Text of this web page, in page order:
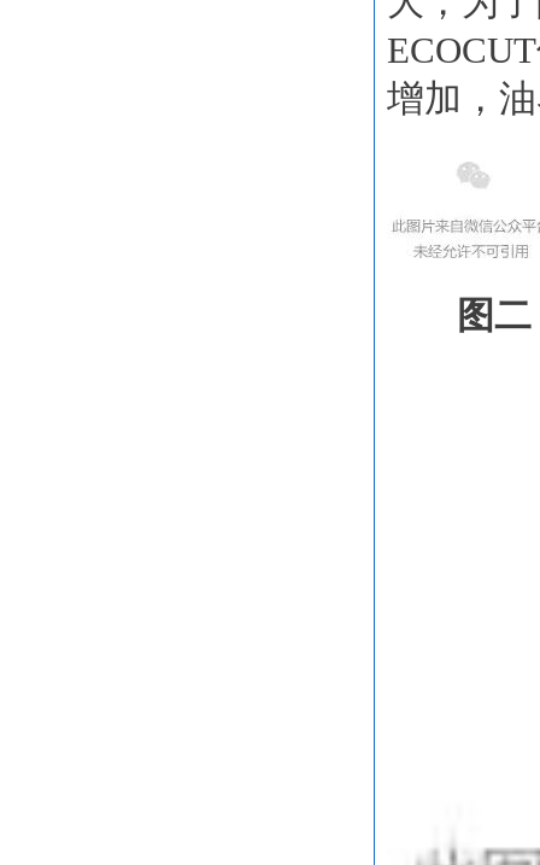
ECOCUT
增加，
图